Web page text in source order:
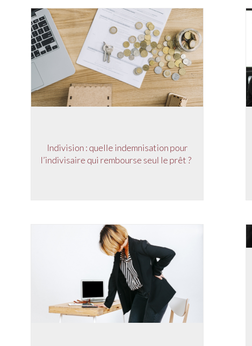
Indivision : quelle indemnisation pour
l’indivisaire qui rembourse seul le prêt ?